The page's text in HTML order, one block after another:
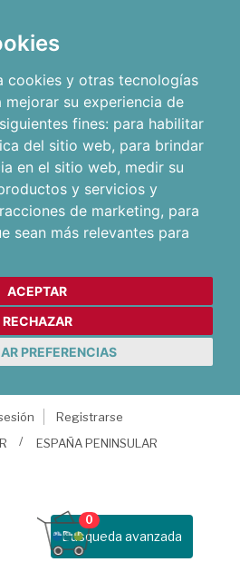
cookies y otras tecnologías
su experiencia de
fines: para habilitar
del sitio web, para brindar
en el sitio web, medir su
y servicios y
de marketing, para
sean más relevantes para
ACEPTAR
RECHAZAR
PREFERENCIAS
Registrarse
ESPAÑA PENINSULAR
Busqueda avanzada
0